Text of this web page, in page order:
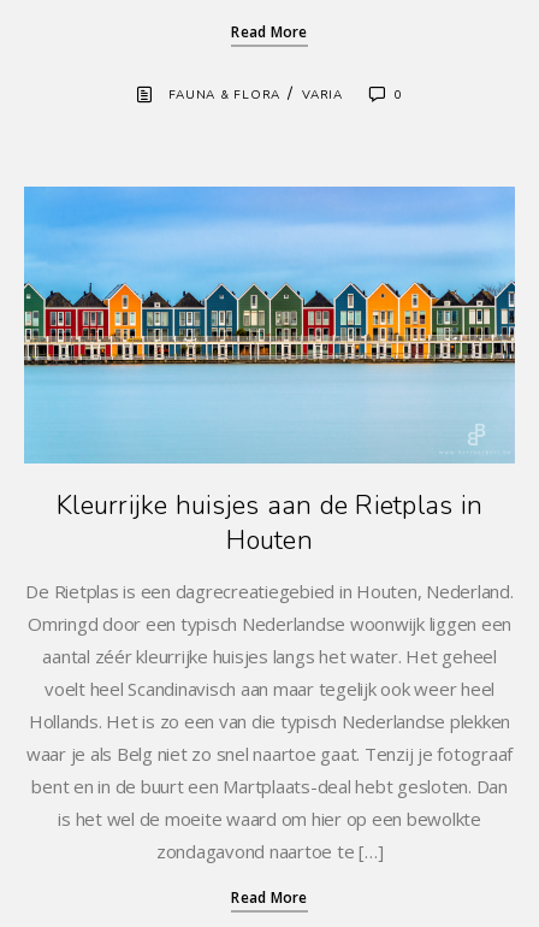
Read More
FAUNA & FLORA /VARIA 0
Kleurrijke huisjes aan de Rietplas in
Houten
De Rietplas is een dagrecreatiegebied in Houten, Nederland.
Omringd door een typisch Nederlandse woonwijk liggen een
aantal zéér kleurrijke huisjes langs het water. Het geheel
voelt heel Scandinavisch aan maar tegelijk ook weer heel
Hollands. Het is zo een van die typisch Nederlandse plekken
waar je als Belg niet zo snel naartoe gaat. Tenzij je fotograaf
bent en in de buurt een Martplaats-deal hebt gesloten. Dan
is het wel de moeite waard om hier op een bewolkte
zondagavond naartoe te […]
Read More